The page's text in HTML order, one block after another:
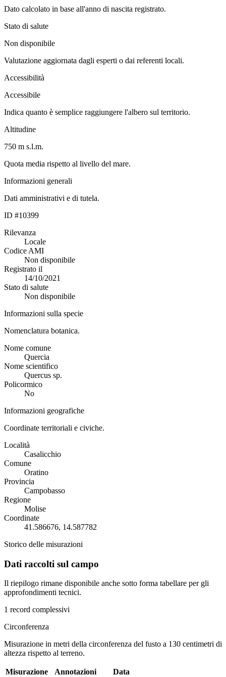
Dato calcolato in base all'anno di nascita registrato.
Stato di salute
Non disponibile
Valutazione aggiornata dagli esperti o dai referenti locali.
Accessibilità
Accessibile
Indica quanto è semplice raggiungere l'albero sul territorio.
Altitudine
750 m s.l.m.
Quota media rispetto al livello del mare.
Informazioni generali
Dati amministrativi e di tutela.
ID #10399
Rilevanza
Locale
Codice AMI
Non disponibile
Registrato il
14/10/2021
Stato di salute
Non disponibile
Informazioni sulla specie
Nomenclatura botanica.
Nome comune
Quercia
Nome scientifico
Quercus sp.
Policormico
No
Informazioni geografiche
Coordinate territoriali e civiche.
Località
Casalicchio
Comune
Oratino
Provincia
Campobasso
Regione
Molise
Coordinate
41.586676, 14.587782
Storico delle misurazioni
Dati raccolti sul campo
Il riepilogo rimane disponibile anche sotto forma tabellare per gli
approfondimenti tecnici.
1 record complessivi
Circonferenza
Misurazione in metri della circonferenza del fusto a 130 centimetri di
altezza rispetto al terreno.
Misurazione Annotazioni
Data